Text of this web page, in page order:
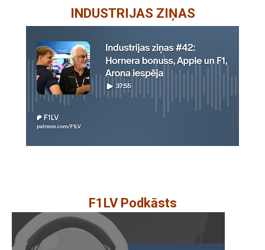
INDUSTRIJAS ZIŅAS
F1LV Podkāsts